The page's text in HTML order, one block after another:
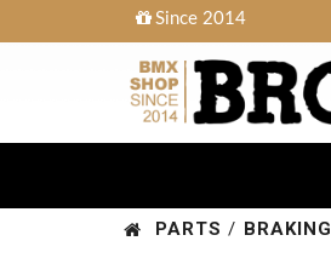
Since 2014
PARTS / BRAKING